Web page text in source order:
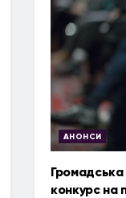
АНОНСИ
конкурс на